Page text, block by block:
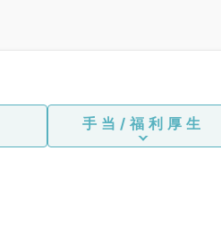
手当/福利厚生